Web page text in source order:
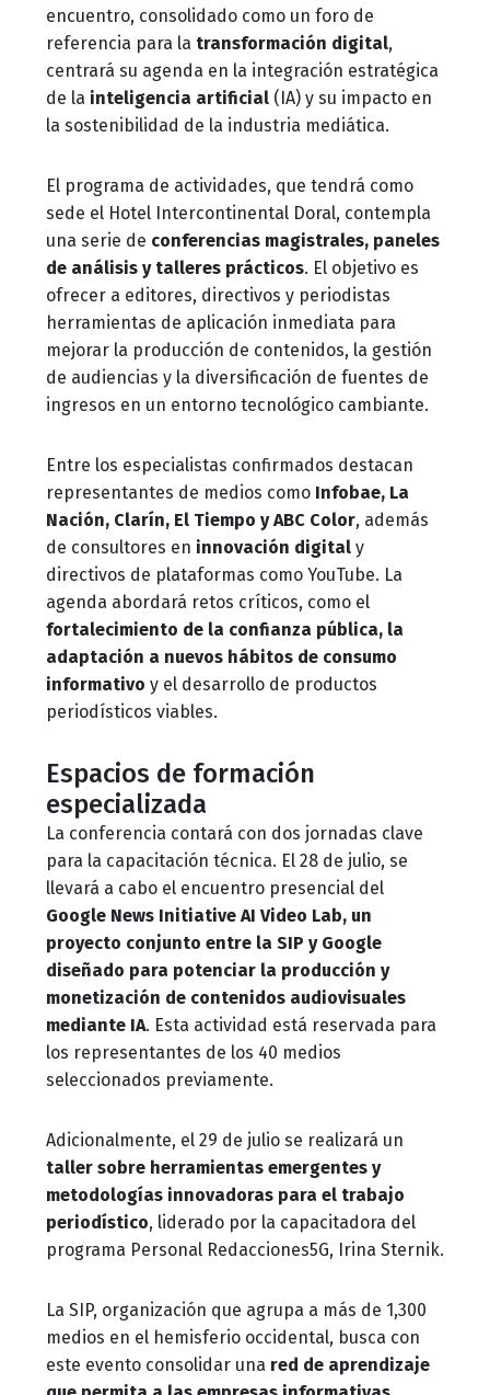
encuentro, consolidado como un foro de
referencia para la transformación digital,
centrará su agenda en la integración estratégica
de la inteligencia artificial (IA) y su impacto en
la sostenibilidad de la industria mediática.
El programa de actividades, que tendrá como
sede el Hotel Intercontinental Doral, contempla
una serie de conferencias magistrales, paneles
de análisis y talleres prácticos. El objetivo es
ofrecer a editores, directivos y periodistas
herramientas de aplicación inmediata para
mejorar la producción de contenidos, la gestión
de audiencias y la diversificación de fuentes de
ingresos en un entorno tecnológico cambiante.
Entre los especialistas confirmados destacan
representantes de medios como Infobae, La
Nación, Clarín, El Tiempo y ABC Color, además
de consultores en innovación digital y
directivos de plataformas como YouTube. La
agenda abordará retos críticos, como el
fortalecimiento de la confianza pública, la
adaptación a nuevos hábitos de consumo
informativo y el desarrollo de productos
periodísticos viables.
Espacios de formación
especializada
La conferencia contará con dos jornadas clave
para la capacitación técnica. El 28 de julio, se
llevará a cabo el encuentro presencial del
Google News Initiative AI Video Lab, un
proyecto conjunto entre la SIP y Google
diseñado para potenciar la producción y
monetización de contenidos audiovisuales
mediante IA. Esta actividad está reservada para
los representantes de los 40 medios
seleccionados previamente.
Adicionalmente, el 29 de julio se realizará un
taller sobre herramientas emergentes y
metodologías innovadoras para el trabajo
periodístico, liderado por la capacitadora del
programa Personal Redacciones5G, Irina Sternik.
La SIP, organización que agrupa a más de 1,300
medios en el hemisferio occidental, busca con
este evento consolidar una red de aprendizaje